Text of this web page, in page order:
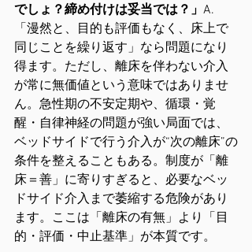
でしょ？締め付けは妥当では？」 A.
「漫然と、目的も評価もなく、床上で
同じことを繰り返す」なら問題になり
得ます。ただし、離床を伴わない介入
が常に無価値という意味ではありませ
ん。急性期の不安定期や、循環・覚
醒・自律神経の問題が強い局面では、
ベッドサイドで行う介入が“次の離床”の
条件を整えることもある。制度が「離
床＝善」に寄りすぎると、必要なベッ
ドサイド介入まで萎縮する危険があり
ます。ここは「離床の有無」より「目
的・評価・中止基準」が本質です。